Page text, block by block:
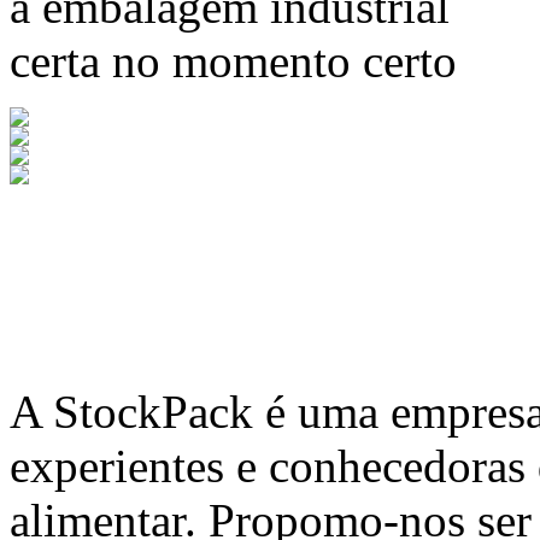
certa no momento certo
A StockPack é uma
experientes e
alimentar. Propomo-nos